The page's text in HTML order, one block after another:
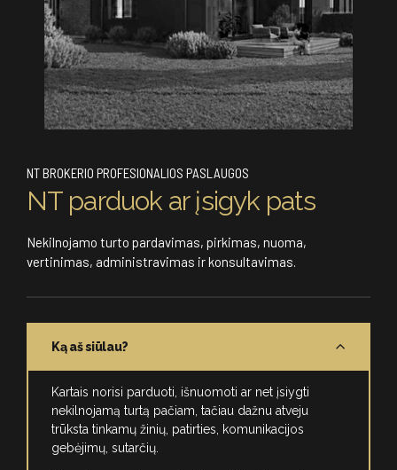
NT BROKERIO PROFESIONALIOS PASLAUGOS
NT parduok ar įsigyk pats
Nekilnojamo turto pardavimas, pirkimas, nuoma,
vertinimas, administravimas ir konsultavimas.
Ką aš siūlau?
Kartais norisi parduoti, išnuomoti ar net įsiygti
nekilnojamą turtą pačiam, tačiau dažnu atveju
trūksta tinkamų žinių, patirties, komunikacijos
gebėjimų, sutarčių.